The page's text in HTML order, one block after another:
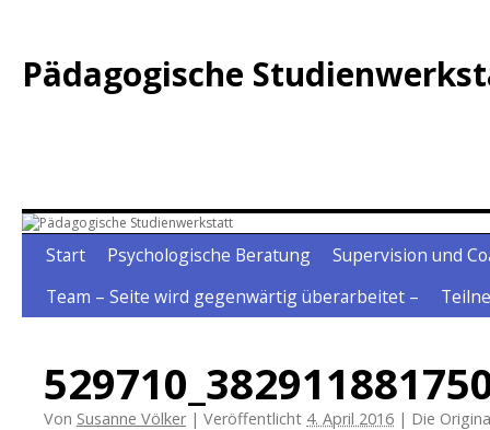
springen
Pädagogische
Start Psychologische Beratung
Supervision und
Team – Seite wird gegenwärtig überarbeitet –
Von Susanne Völker | Veröffentlicht 4. April 2016 | Die